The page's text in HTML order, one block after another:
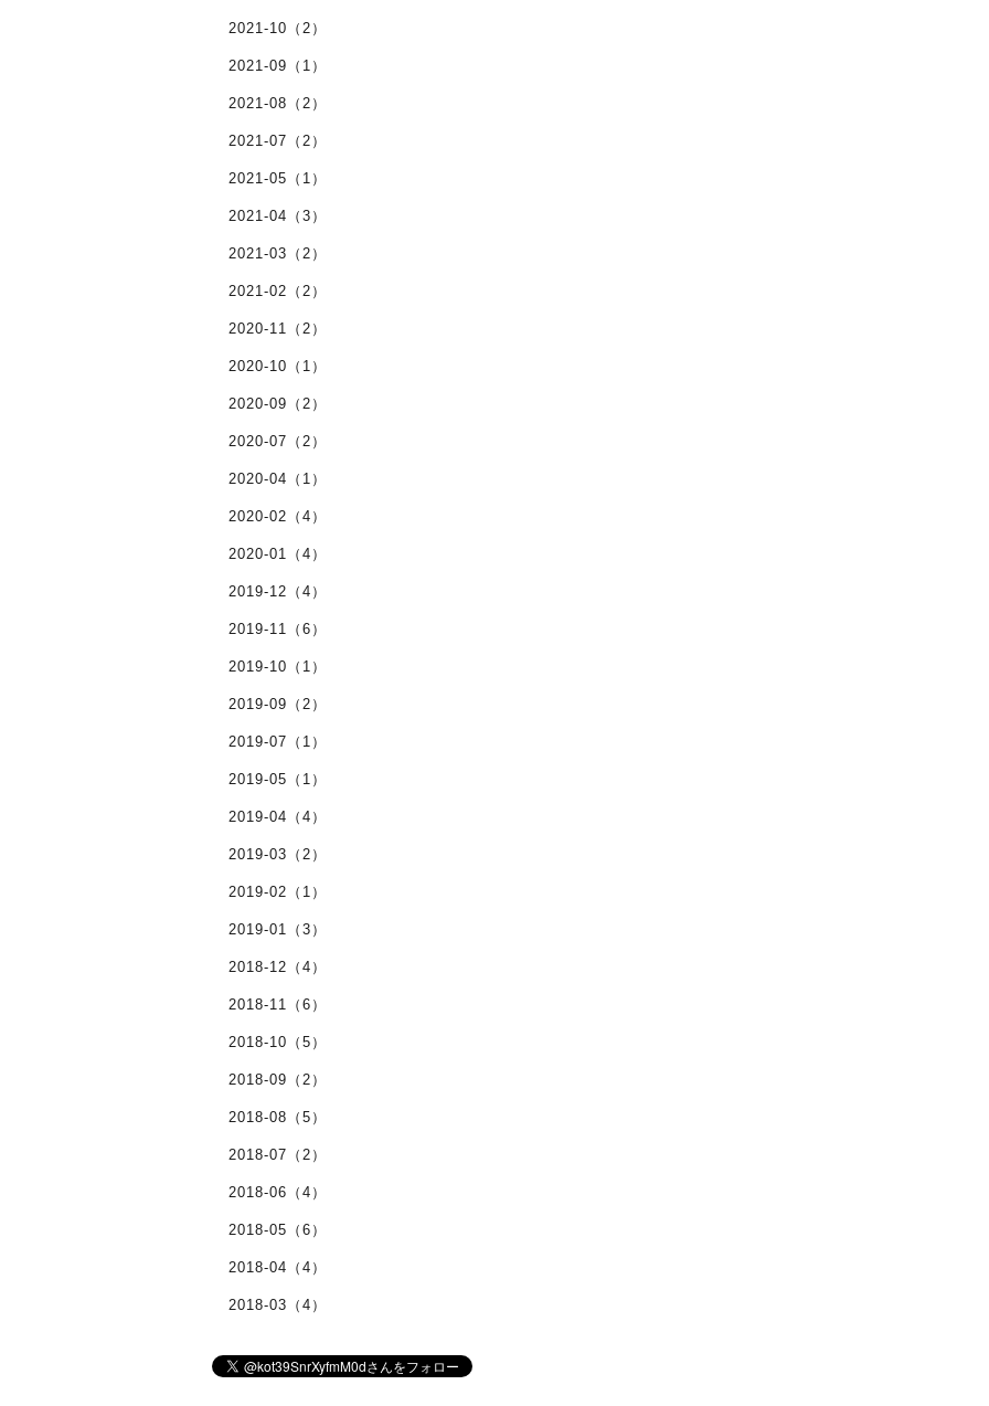
2021-10（2）
2021-09（1）
2021-08（2）
2021-07（2）
2021-05（1）
2021-04（3）
2021-03（2）
2021-02（2）
2020-11（2）
2020-10（1）
2020-09（2）
2020-07（2）
2020-04（1）
2020-02（4）
2020-01（4）
2019-12（4）
2019-11（6）
2019-10（1）
2019-09（2）
2019-07（1）
2019-05（1）
2019-04（4）
2019-03（2）
2019-02（1）
2019-01（3）
2018-12（4）
2018-11（6）
2018-10（5）
2018-09（2）
2018-08（5）
2018-07（2）
2018-06（4）
2018-05（6）
2018-04（4）
2018-03（4）